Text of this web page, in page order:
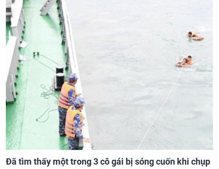
Đã tìm thấy một trong 3 cô gái bị sóng cuốn khi chụp